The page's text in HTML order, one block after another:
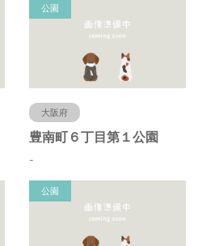
公園
大阪府
豊南町６丁目第１公園
-
公園